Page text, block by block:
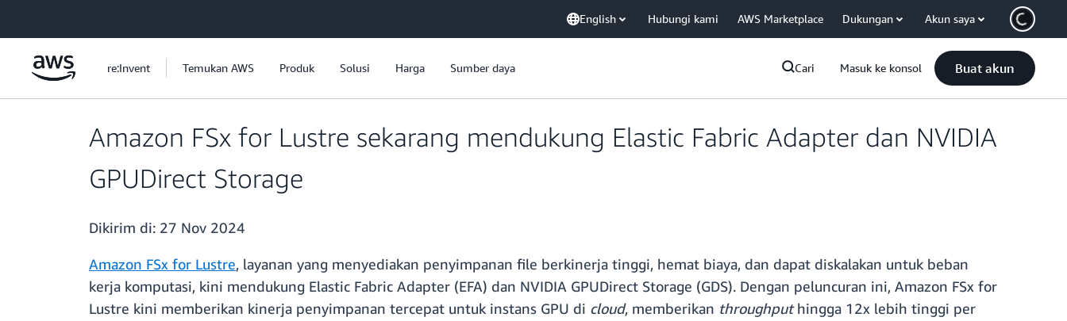
English Hubungi kami AWS Marketplace Dukungan Akun saya
re:Invent Temukan AWS Produk Solusi Harga Sumber daya Cari Masuk ke konsol Buat akun
Amazon FSx for Lustre sekarang mendukung Elastic Fabric Adapter dan NVIDIA
GPUDirect Storage
Dikirim di: 27 Nov 2024
Amazon FSx for Lustre, layanan yang menyediakan penyimpanan file berkinerja tinggi, hemat biaya, dan dapat diskalakan untuk beban
kerja komputasi, kini mendukung Elastic Fabric Adapter (EFA) dan NVIDIA GPUDirect Storage (GDS). Dengan peluncuran ini, Amazon FSx for
Lustre kini memberikan kinerja penyimpanan tercepat untuk instans GPU di cloud, memberikan throughputhingga 12x lebih tinggi per